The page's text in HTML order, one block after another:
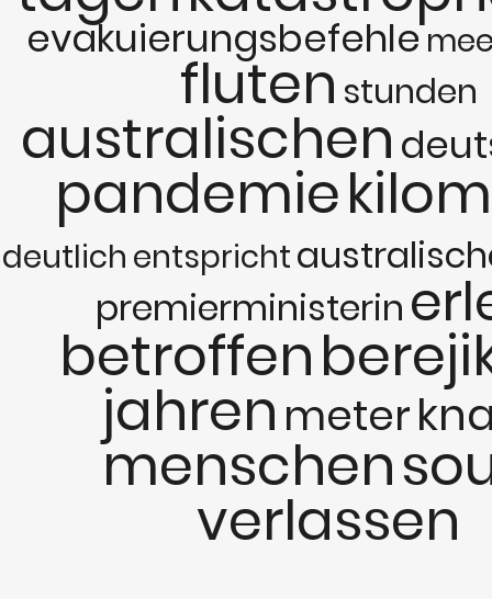
evakuierungsbefehle
fluten stunden
australischen
pandemie
deutlich entspricht
premierministerin
betroffen
jahren meter
menschen
verlassen